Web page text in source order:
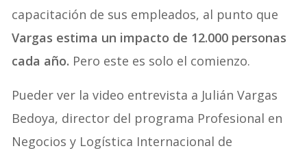
capacitación de sus empleados, al punto que
Vargas estima un impacto de 12.000 personas
cada año. Pero este es solo el comienzo.
Pueder ver la video entrevista a Julián Vargas
Bedoya, director del programa Profesional en
Negocios y Logística Internacional de